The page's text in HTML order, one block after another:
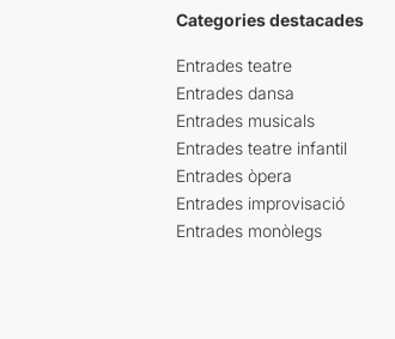
Categories destacades
Entrades teatre
Entrades dansa
Entrades musicals
Entrades teatre infantil
Entrades òpera
Entrades improvisació
Entrades monòlegs